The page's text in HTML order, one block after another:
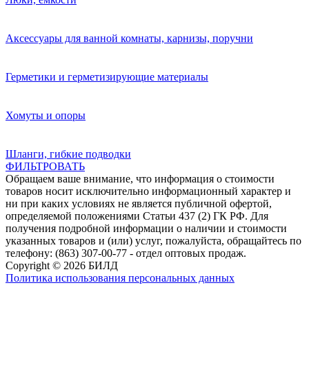
Аксессуары для ванной комнаты, карнизы, поручни
Герметики и герметизирующие материалы
Хомуты и опоры
Шланги, гибкие подводки
ФИЛЬТРОВАТЬ
Обращаем ваше внимание, что информация о стоимости
товаров носит исключительно информационный характер и
ни при каких условиях не является публичной офертой,
определяемой положениями Статьи 437 (2) ГК РФ. Для
получения подробной информации о наличии и стоимости
указанных товаров и (или) услуг, пожалуйста, обращайтесь по
телефону: (863) 307-00-77 - отдел оптовых продаж.
Copyright © 2026 БИЛД
Политика использования персональных данных